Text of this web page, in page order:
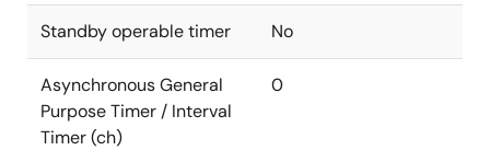
Standby operable timer No
Asynchronous General
Purpose Timer / Interval
Timer (ch)
0